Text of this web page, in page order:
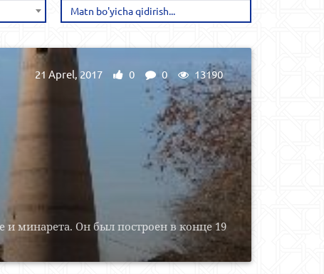
и минарета. Он был построен в конце 19
21 Aprel, 2017 0 0 13190